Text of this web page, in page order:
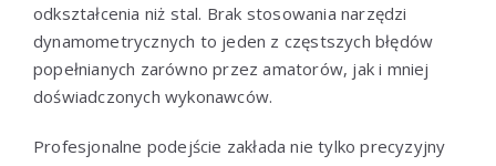
odkształcenia niż stal. Brak stosowania narzędzi
dynamometrycznych to jeden z częstszych błędów
popełnianych zarówno przez amatorów, jak i mniej
doświadczonych wykonawców.
Profesjonalne podejście zakłada nie tylko precyzyjny